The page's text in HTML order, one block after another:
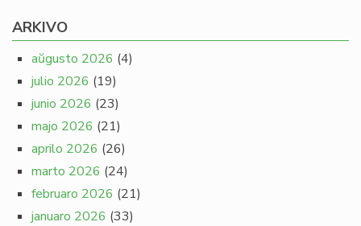
ARKIVO
aŭgusto 2026 (4)
julio 2026 (19)
junio 2026 (23)
majo 2026 (21)
aprilo 2026 (26)
marto 2026 (24)
februaro 2026 (21)
januaro 2026 (33)